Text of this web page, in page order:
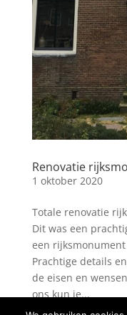
Renovatie
1 oktober 2020
Totale renovatie
Dit was een
een
Prachtige details
de eisen en
ons kun je...